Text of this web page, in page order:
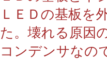
ＬＥＤの基板を
た。壊れる原因
コンデンサなの